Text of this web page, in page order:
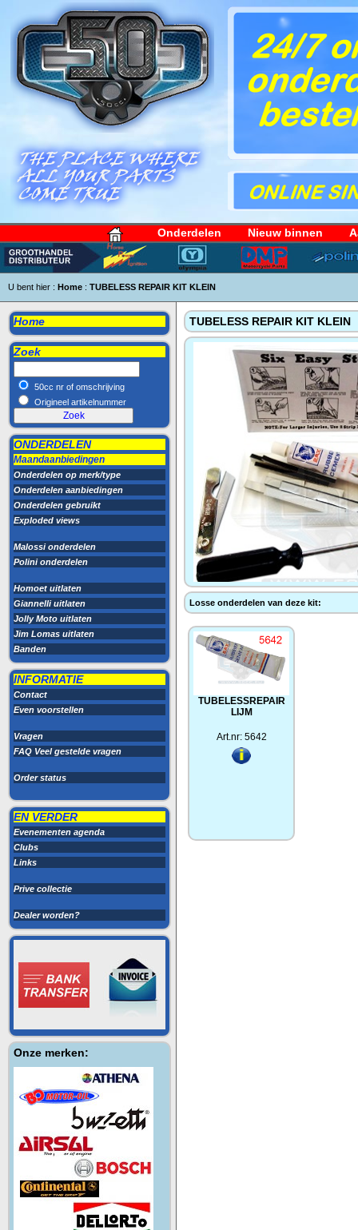
Onderdelen Nieuw binnen
U bent hier : Home : TUBELESS REPAIR KIT KLEIN
Home
Zoek
50cc nr of omschrijving
Origineel artikelnummer
ONDERDELEN
Maandaanbiedingen
Onderdelen op merk/type
Onderdelen aanbiedingen
Onderdelen gebruikt
Exploded views
Malossi onderdelen
Polini onderdelen
Homoet uitlaten
Giannelli uitlaten
Jolly Moto uitlaten
Jim Lomas uitlaten
Banden
INFORMATIE
Contact
Even voorstellen
Vragen
FAQ Veel gestelde vragen
Order status
EN VERDER
Evenementen agenda
Clubs
Links
Prive collectie
Dealer worden?
Onze merken:
TUBELESS REPAIR KIT KLEIN
Losse onderdelen van deze kit:
TUBELESSREPAIR
LIJM
Art.nr: 5642